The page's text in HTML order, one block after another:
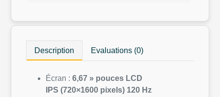
Description Evaluations (0)
Écran : 6,67 » pouces LCD
IPS (720×1600 pixels) 120 Hz